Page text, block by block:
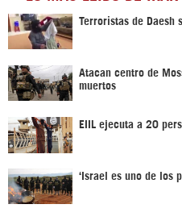
Terroristas de Daesh
Atacan centro de
muertos
EIIL ejecuta a 20
‘Israel es uno de los